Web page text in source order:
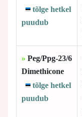
tõlge hetkel
puudub
» Peg/Ppg-23/6
Dimethicone
tõlge hetkel
puudub